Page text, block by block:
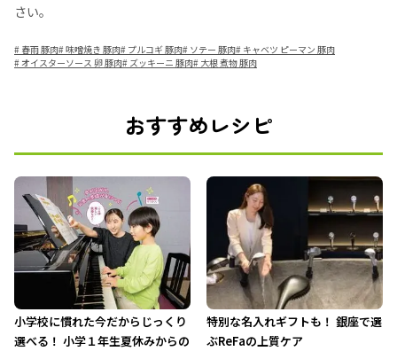
さい。
# 春雨 豚肉#味噌焼き 豚肉# プルコギ 豚肉# ソテー 豚肉# キャベツ ピーマン 豚肉
#オイスターソース 卵 豚肉# ズッキーニ 豚肉# 大根 煮物 豚肉
おすすめレシピ
小学校に慣れた今だからじっくり
選べる！ 小学１年生夏休みからの
特別な名入れギフトも！ 銀座で選
ぶReFaの上質ケア